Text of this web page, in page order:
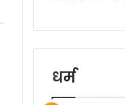
धर्म